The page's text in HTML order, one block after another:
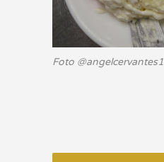
Foto @angelcervantes1